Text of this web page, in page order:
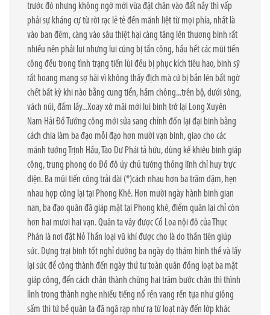
trước đó nhưng không ngờ mới vừa đặt chân vào đất nầy thì vấp
phải sự kháng cự từ rời rạc lẻ tẻ đến mãnh liệt từ mọi phía, nhất là
vào ban đêm, càng vào sâu thiệt hại càng tăng lên thương binh rất
nhiều nên phải lui nhưng lui cũng bị tấn công, hầu hết các mũi tiến
công đều trong tình trạng tiến lùi đều bị phục kích tiêu hao, binh sỹ
rất hoang mang sợ hãi vì không thấy địch mà cứ bị bắn lén bất ngờ
chết bất kỳ khi nào bằng cung tiển, hầm chông...trên bộ, dưới sông,
vách núi, đầm lầy...Xoay xở mãi mới lui binh trở lại Long Xuyên
Nam Hải Đồ Tướng công mới sửa sang chỉnh đốn lại đại binh bằng
cách chia làm ba đạo mỗi đạo hơn mười vạn binh, giao cho các
mãnh tướng Trịnh Hầu, Tào Dư Phái tả hữu, dùng kế khiêu binh giáp
công, trung phong do Đồ đô úy chủ tướng thống lĩnh chỉ huy trực
diện. Ba mũi tiến công trải dài (*)cách nhau hơn ba trăm dặm, hẹn
nhau hợp công lại tại Phong Khê. Hơn mười ngày hành binh gian
nan, ba đạo quân đã giáp mặt tại Phong khê, điểm quân lại chỉ còn
hơn hai mươi hai vạn. Quân ta vây được Cổ Loa nội đô của Thục
Phán là nơi đặt Nỏ Thần loại vũ khí được cho là do thần tiên giúp
sức. Dựng trại binh tốt nghỉ dưỡng ba ngày dọ thám hình thể và lấy
lại sức để công thành đến ngày thứ tư toàn quân đồng loạt ba mặt
giáp công, đến cách chân thành chừng hai trăm bước chân thì thình
lình trong thành nghe nhiều tiếng nổ rền vang rền tựa như giông
sấm thì tứ bề quân ta đã ngã rạp như rạ từ loạt này đến lớp khác